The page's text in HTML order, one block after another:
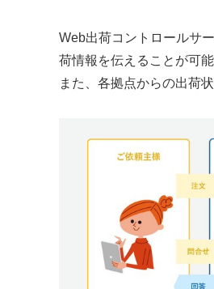
Web出荷コントロールサ
荷情報を伝えることが可能
また、各拠点からの出荷